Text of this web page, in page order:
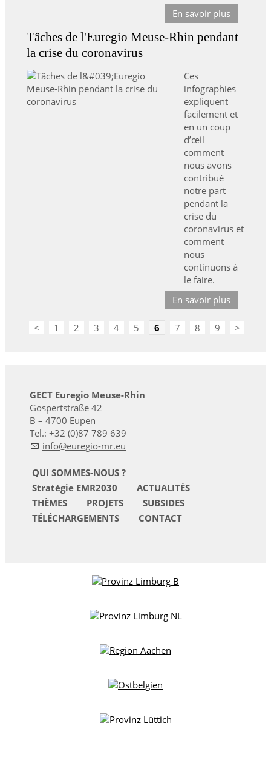
En savoir plus
Tâches de l'Euregio Meuse-Rhin pendant
la crise du coronavirus
Ces
infographies
expliquent
facilement et
en un coup
d’œil
comment
nous avons
contribué
notre part
pendant la
crise du
coronavirus et
comment
nous
continuons à
le faire.
En savoir plus
< 1 2 3 4 5 6 7 8 9 >
GECT Euregio Meuse-Rhin
Gospertstraße 42
B – 4700 Eupen
Tel.: +32 (0)87 789 639
nf
r g -mr
QUI SOMMES-NOUS ?
Stratégie EMR2030
ACTUALITÉS
THÈMES
PROJETS
SUBSIDES
TÉLÉCHARGEMENTS
CONTACT